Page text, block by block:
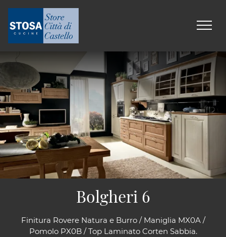
Finitura Rovere Natura e Burro / Maniglia MX0A /
Pomolo PX0B / Top Laminato Corten Sabbia.
Bolgheri 6